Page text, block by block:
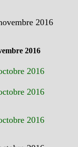
2016
2016
2016
2016
2016